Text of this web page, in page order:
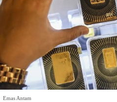
Emas Antam